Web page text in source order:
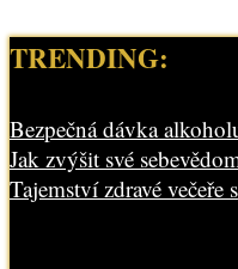
TRENDING:
Bezpečná dávka
Jak zvýšit své
Tajemství zdravé